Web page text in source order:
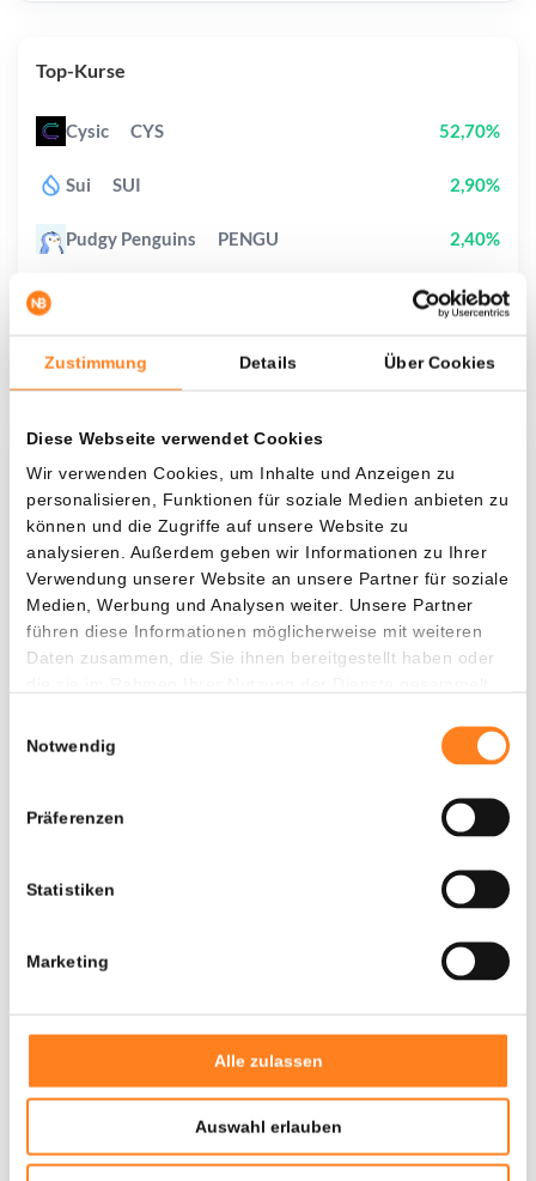
Zustimmung Details Über Cookies
Diese Webseite verwendet Cookies
Wir verwenden Cookies, um Inhalte und Anzeigen zu
personalisieren, Funktionen für soziale Medien anbieten zu
können und die Zugriffe auf unsere Website zu
analysieren. Außerdem geben wir Informationen zu Ihrer
Verwendung unserer Website an unsere Partner für soziale
Medien, Werbung und Analysen weiter. Unsere Partner
führen diese Informationen möglicherweise mit weiteren
Daten zusammen, die Sie ihnen bereitgestellt haben oder
Notwendig
Präferenzen
Statistiken
Marketing
Alle zulassen
Auswahl erlauben
Was, wenn ich...?
Zie hoeveel waarde je vandaag zou hebben als
je dollar-cost averaging had toegepast op
verschillende cryptocurrencies.
Hätte investiert In
$
Door een fout konden er geen gegevens worden
opgehaald, probeer het later opnieuw.
Top-Kurse
Cysic CYS 52,70%
Sui SUI 2,90%
Pudgy Penguins PENGU 2,40%
0,90%